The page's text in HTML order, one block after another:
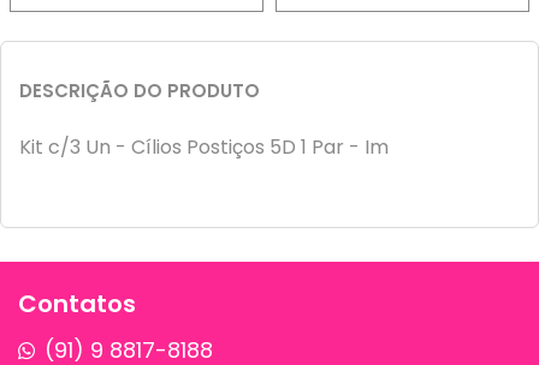
DESCRIÇÃO DO PRODUTO
Kit c/3 Un - Cílios Postiços 5D 1 Par - Im
Contatos
(91) 9 8817-8188